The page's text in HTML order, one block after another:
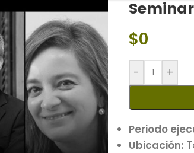
$0
Periodo
Ubicación:
- +